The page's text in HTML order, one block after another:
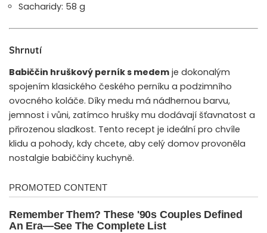
Sacharidy: 58 g
Shrnutí
Babiččin hruškový perník s medem je dokonalým
spojením klasického českého perníku a podzimního
ovocného koláče. Díky medu má nádhernou barvu,
jemnost i vůni, zatímco hrušky mu dodávají šťavnatost a
přirozenou sladkost. Tento recept je ideální pro chvíle
klidu a pohody, kdy chcete, aby celý domov provoněla
nostalgie babiččiny kuchyně.